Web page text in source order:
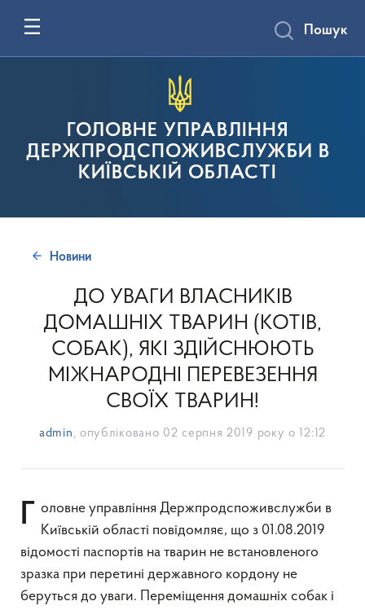
ГОЛОВНЕ УПРАВЛІННЯ
ДЕРЖПРОДСПОЖИВСЛУЖБИ В
КИЇВСЬКІЙ ОБЛАСТІ
Пошук
Новини
ДО УВАГИ ВЛАСНИКІВ
ДОМАШНІХ ТВАРИН (КОТІВ,
СОБАК), ЯКІ ЗДІЙСНЮЮТЬ
МІЖНАРОДНІ ПЕРЕВЕЗЕННЯ
СВОЇХ ТВАРИН!
admin , опубліковано 02 серпня 2019 року о 12:12
Головне управління Держпродспоживслужби в
Київській області повідомляє, що з 01.08.2019
відомості паспортів на тварин не встановленого
зразка при перетині державного кордону не
беруться до уваги. Переміщення домашніх собак і